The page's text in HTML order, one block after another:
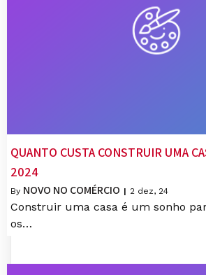
QUANTO CUSTA CONSTRUIR UMA
2024
By NOVO NO COMÉRCIO | 2 dez, 24
Construir uma casa é um sonho
os…